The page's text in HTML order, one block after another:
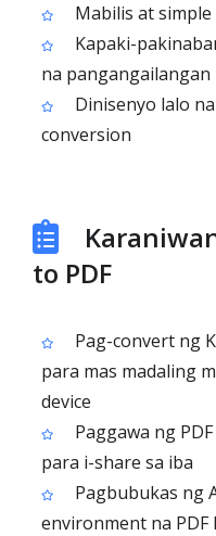
Mabilis at
Kapaki-
na pangangailangan
Dinisenyo lalo
conversion
to PDF
Pag-convert ng
para mas madaling
device
Paggawa ng
para i-share sa iba
Pagbubukas ng
environment na